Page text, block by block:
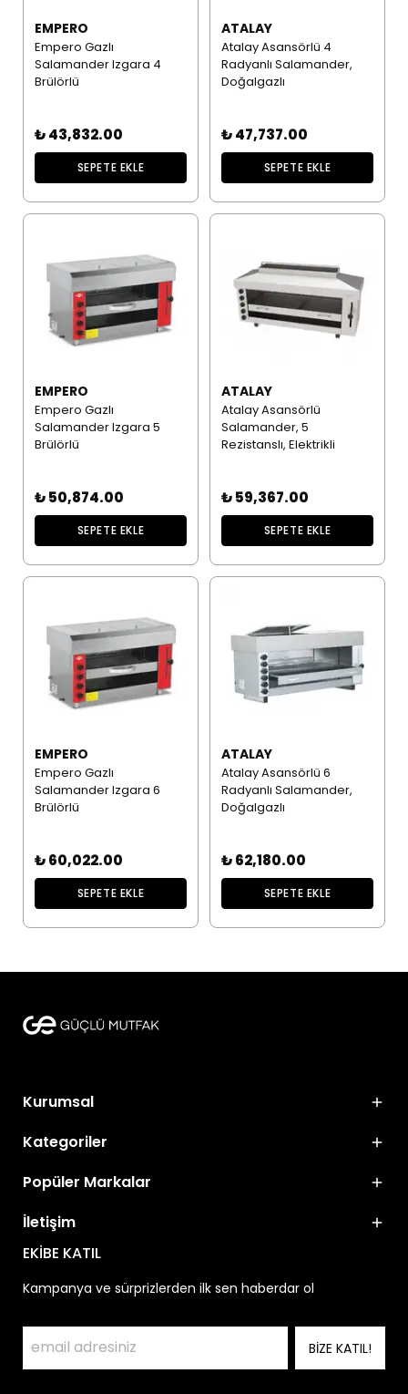
EMPERO
Empero Gazlı
Salamander Izgara 4
Brülörlü
₺ 43,832.00
SEPETE EKLE
ATALAY
Atalay Asansörlü 4
Radyanlı Salamander,
Doğalgazlı
₺ 47,737.00
SEPETE EKLE
EMPERO
Empero Gazlı
Salamander Izgara 5
Brülörlü
₺ 50,874.00
SEPETE EKLE
ATALAY
Atalay Asansörlü
Salamander, 5
Rezistanslı, Elektrikli
₺ 59,367.00
SEPETE EKLE
EMPERO
Empero Gazlı
Salamander Izgara 6
Brülörlü
₺ 60,022.00
SEPETE EKLE
ATALAY
Atalay Asansörlü 6
Radyanlı Salamander,
Doğalgazlı
₺ 62,180.00
SEPETE EKLE
Kurumsal
Kategoriler
Popüler Markalar
İletişim
EKİBE KATIL
Kampanya ve sürprizlerden ilk sen haberdar ol
BİZE KATIL!